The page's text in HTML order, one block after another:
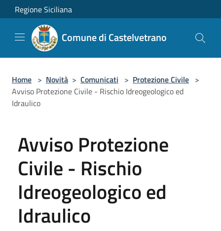
Salta al contenuto principale
Regione Siciliana
Comune di Castelvetrano
Home > Novità > Comunicati > Protezione Civile >
Avviso Protezione Civile - Rischio Idreogeologico ed
Idraulico
Avviso Protezione
Civile - Rischio
Idreogeologico ed
Idraulico